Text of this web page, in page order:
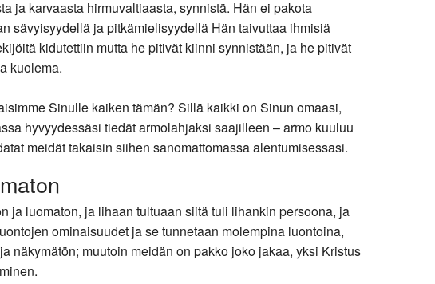
ja karvaasta hirmuvaltiaasta, synnistä. Hän ei pakota
sävyisyydellä ja pitkämielisyydellä Hän taivuttaa ihmisiä
kidutettiin mutta he pitivät kiinni synnistään, ja he pitivät
kuolema.
Sinulle kaiken tämän? Sillä kaikki on Sinun omaasi,
hyvyydessäsi tiedät armolahjaksi saajilleen – armo kuuluu
meidät takaisin siihen sanomattomassa alentumisessasi.
ja luomaton, ja lihaan tultuaan siitä tuli lihankin persoona, ja
ominaisuudet ja se tunnetaan molempina luontoina,
näkymätön; muutoin meidän on pakko joko jakaa, yksi Kristus